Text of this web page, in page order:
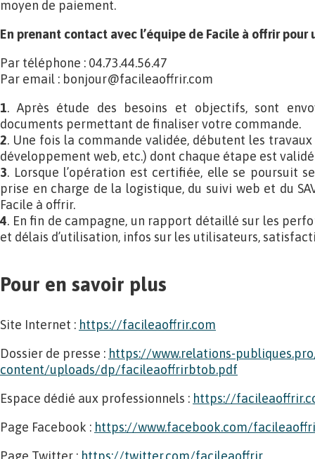
moyen de paiement.
En prenant contact avec l’équipe de Facile à offrir pour
Par téléphone : 04.73.44.56.47
Par email : bonjour@facileaoffrir.com
1. Après étude des besoins et objectifs, sont
documents permettant de finaliser votre commande.
2. Une fois la commande validée, débutent les
développement web, etc.) dont chaque étape est
3. Lorsque l’opération est certifiée, elle se poursuit
prise en charge de la logistique, du suivi web et du
Facile à offrir.
4. En fin de campagne, un rapport détaillé sur les
et délais d’utilisation, infos sur les utilisateurs,
Pour en savoir plus
Site Internet : https://facileaoffrir.com
Dossier de presse : https://www.relations-
content/uploads/dp/facileaoffrirbtob.pdf
Espace dédié aux professionnels : https://
Page Facebook : https://www.facebook.com/
Page Twitter : https://twitter.com/facileaoffrir